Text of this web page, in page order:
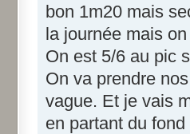
bon 1m20 mais
la journée mais
On est 5/6 au pic
On va prendre
vague. Et je vais
en partant du